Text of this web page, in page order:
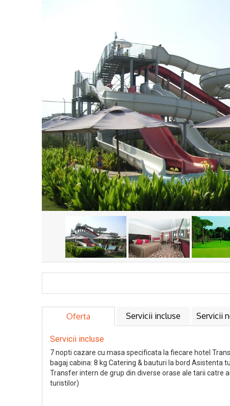
Oferta Servicii incluse Servicii
Servicii incluse
7 nopti cazare cu masa specificata la fiecare hotel
bagaj cabina: 8 kg Catering & bauturi la bord Asistenta
Transfer intern de grup din diverse orase ale tarii
turistilor)